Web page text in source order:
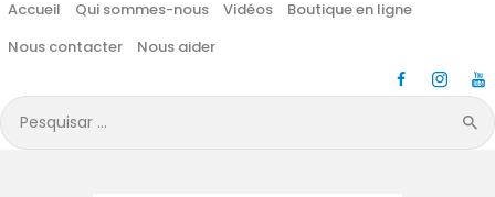
Accueil Qui sommes-nous Vidéos
Boutique en ligne
Nous contacter
Nous aider
Pesquisar
por:
Vidéos
Boutique en ligne